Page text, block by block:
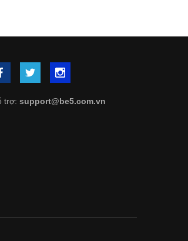
trợ: support@be5.com.vn